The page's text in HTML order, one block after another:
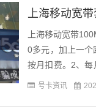
上海移动宽
上海移动宽带
0多元，加上一个
按月扣费。2、每
的。年移动宽带
号卡资讯